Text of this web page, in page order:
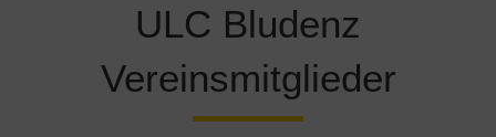
ULC Bludenz
Vereinsmitglieder